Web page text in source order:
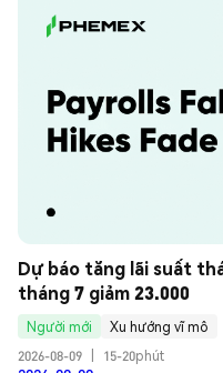
Dự báo tăng lãi suất
tháng 7 giảm 23.000
Người mới
Xu hướng vĩ mô
2026-08-09
15-20phút